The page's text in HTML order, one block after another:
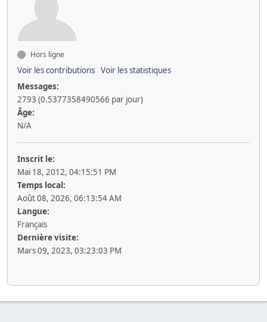
Hors ligne
Voir les contributions Voir les statistiques
Messages:
2793 (0.5377358490566 par jour)
Âge:
N/A
Inscrit le:
Mai 18, 2012, 04:15:51 PM
Temps local:
Août 08, 2026, 06:13:54 AM
Langue:
Français
Dernière visite:
Mars 09, 2023, 03:23:03 PM